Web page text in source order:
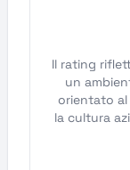
Il rating
un
orientato al
la cultura